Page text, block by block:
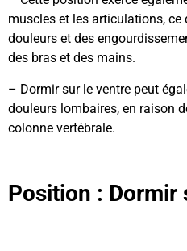
muscles et les articulations, ce
douleurs et des
des bras et des mains.
– Dormir sur le ventre peut
douleurs lombaires, en raison
colonne vertébrale.
Position : Dormir